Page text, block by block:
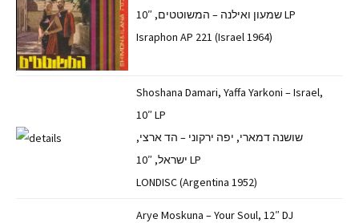
שמעון ואילנה – המשוטטים, 10″ LP
Israphon AP 221 (Israel 1964)
Shoshana Damari, Yaffa Yarkoni – Israel,
10″ LP
שושנה דמארי, יפה ירקוני – הד ארצי,
ישראל, 10″ LP
LONDISC (Argentina 1952)
Arye Moskuna – Your Soul, 12″ DJ